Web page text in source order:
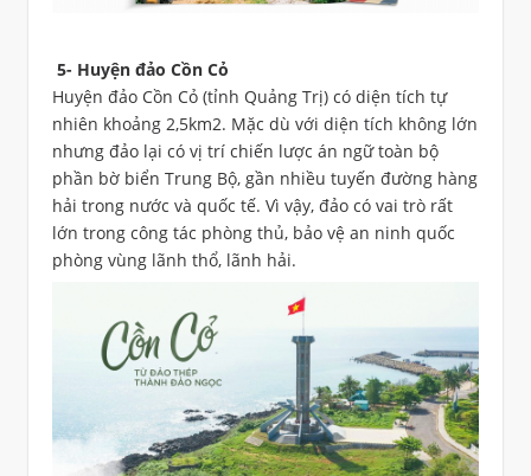
5- Huyện đảo Cồn Cỏ
Huyện đảo Cồn Cỏ (tỉnh Quảng Trị) có diện tích tự
nhiên khoảng 2,5km2. Mặc dù với diện tích không lớn
nhưng đảo lại có vị trí chiến lược án ngữ toàn bộ
phần bờ biển Trung Bộ, gần nhiều tuyến đường hàng
hải trong nước và quốc tế. Vì vậy, đảo có vai trò rất
lớn trong công tác phòng thủ, bảo vệ an ninh quốc
phòng vùng lãnh thổ, lãnh hải.